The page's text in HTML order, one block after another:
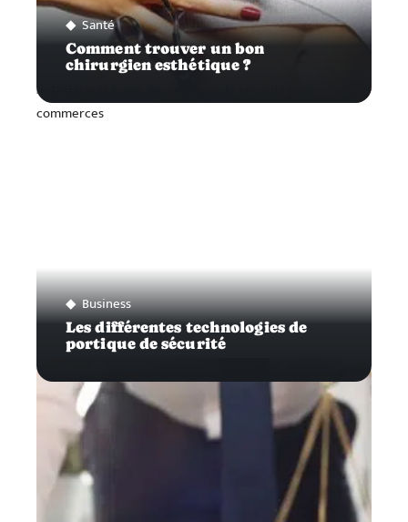
Santé
Comment trouver un bon
chirurgien esthétique ?
Business
Les différentes technologies de
portique de sécurité